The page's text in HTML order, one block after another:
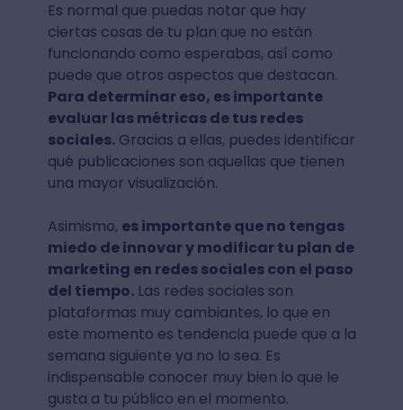
Es normal que puedas notar que hay
ciertas cosas de tu plan que no están
funcionando como esperabas, así como
puede que otros aspectos que destacan.
Para determinar eso, es importante
evaluar las métricas de tus redes
sociales.Gracias a ellas, puedes identificar
qué publicaciones son aquellas que tienen
una mayor visualización.
Asimismo, es importante que no tengas
miedo de innovar y modificar tu plan de
marketing en redes sociales con el paso
del tiempo.Las redes sociales son
plataformas muy cambiantes, lo que en
este momento es tendencia puede que a la
semana siguiente ya no lo sea. Es
indispensable conocer muy bien lo que le
gusta a tu público en el momento.